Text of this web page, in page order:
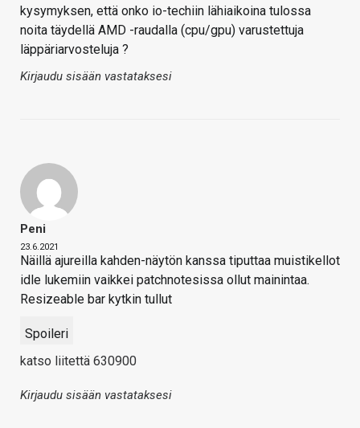
kysymyksen, että onko io-techiin lähiaikoina tulossa
noita täydellä AMD -raudalla (cpu/gpu) varustettuja
läppäriarvosteluja ?
Kirjaudu sisään vastataksesi
Peni
23.6.2021
Näillä ajureilla kahden-näytön kanssa tiputtaa muistikellot
idle lukemiin vaikkei patchnotesissa ollut mainintaa.
Resizeable bar kytkin tullut
Spoileri
katso liitettä 630900
Kirjaudu sisään vastataksesi